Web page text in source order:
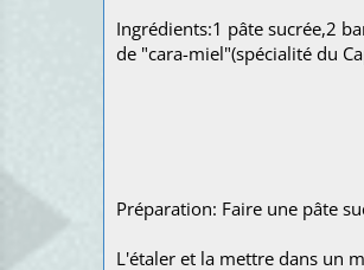
Ingrédients:1 pâte sucrée,2
de "cara-miel"(spécialité du
Préparation: Faire une pâte
L'étaler et la mettre dans un